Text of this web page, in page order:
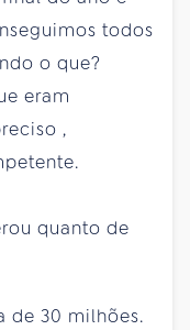
todos
o que?
eram
,
quanto de
de 30 milhões.